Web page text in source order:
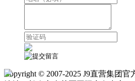
Copyright © 2007-2025 J9直营集团